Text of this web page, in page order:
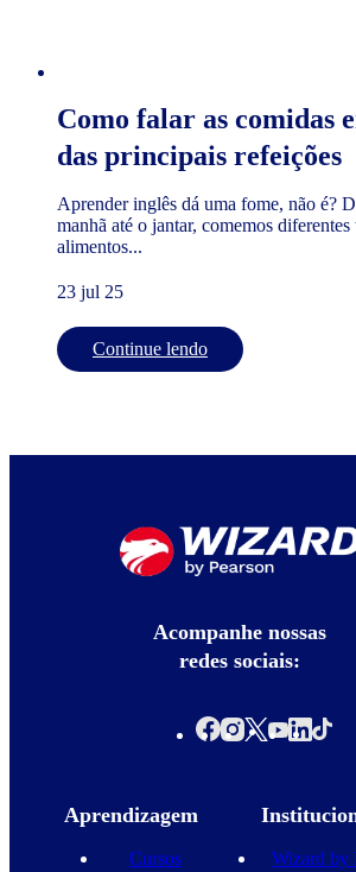
Como falar as comidas
das principais refeições
Aprender inglês dá uma fome, não é?
manhã até o jantar, comemos diferentes
alimentos...
23 jul 25
Continue lendo
Acompanhe nossas
redes sociais:
Aprendizagem
Cursos
Wizard by